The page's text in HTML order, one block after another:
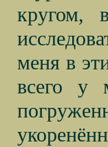
кругом,
меня в
всего у